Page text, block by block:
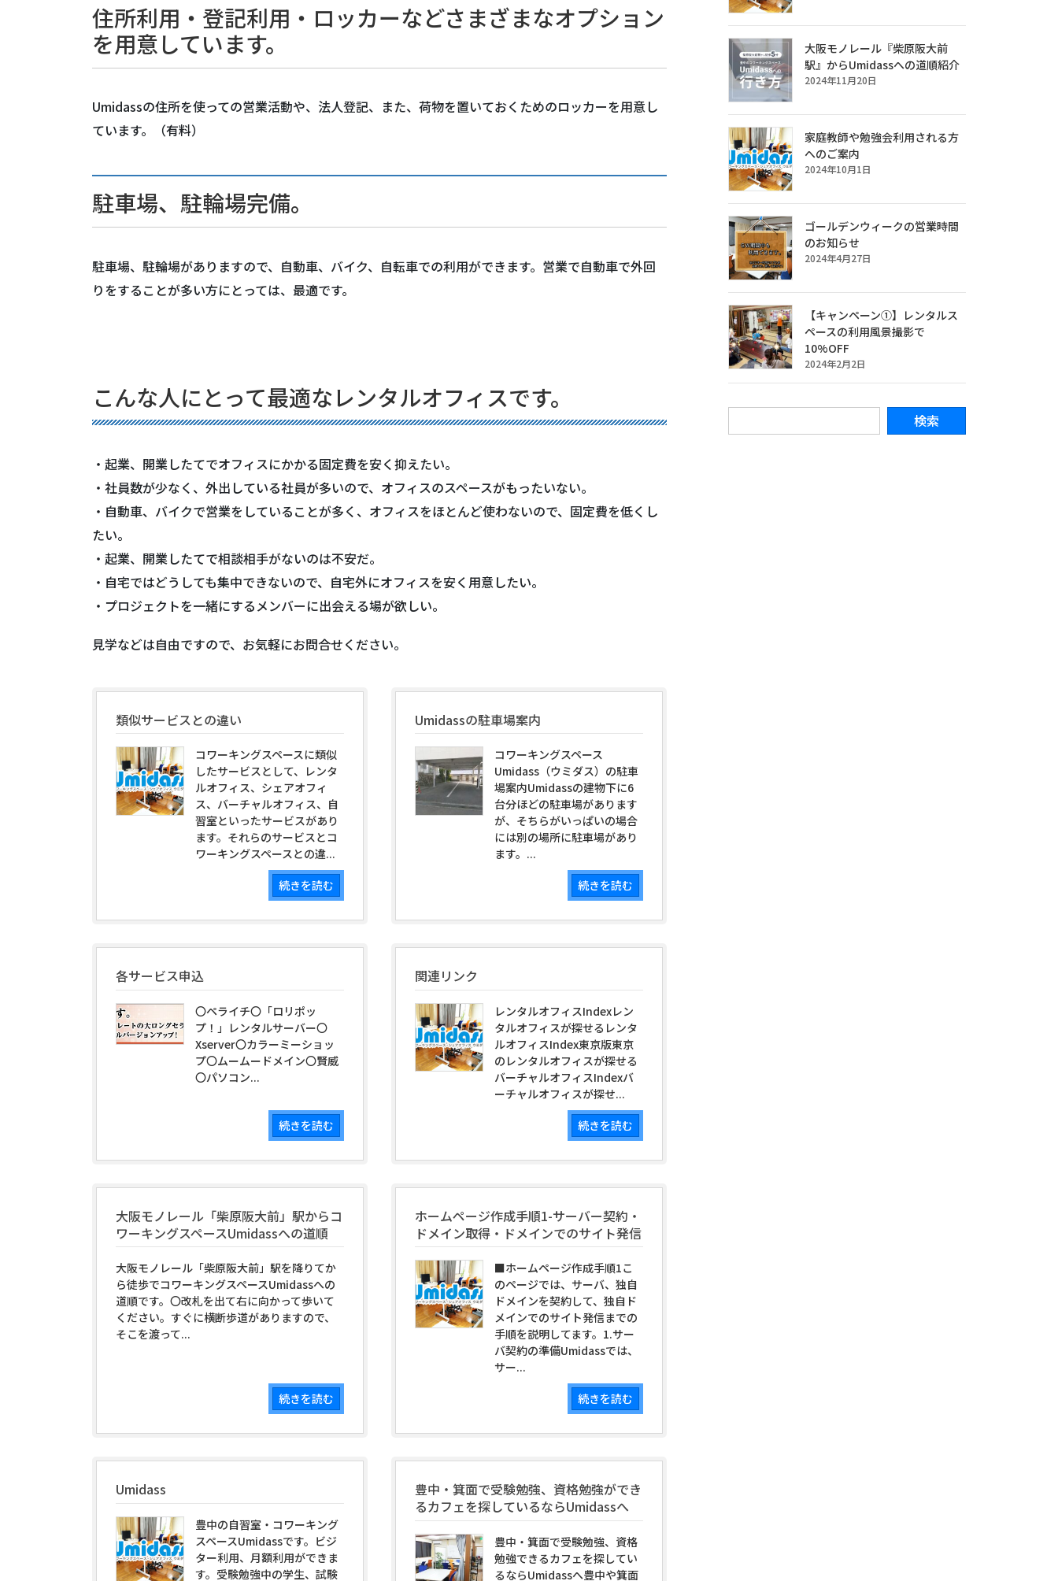
住所利用・登記利用・ロッカーなどさまざまなオプション
を用意しています。
Umidassの住所を使っての営業活動や、法人登記、また、荷物を置いておくためのロッカーを用意し
ています。（有料）
駐車場、駐輪場完備。
駐車場、駐輪場がありますので、自動車、バイク、自転車での利用ができます。営業で自動車で外回
りをすることが多い方にとっては、最適です。
こんな人にとって最適なレンタルオフィスです。
・起業、開業したてでオフィスにかかる固定費を安く抑えたい。
・社員数が少なく、外出している社員が多いので、オフィスのスペースがもったいない。
・自動車、バイクで営業をしていることが多く、オフィスをほとんど使わないので、固定費を低くし
たい。
・起業、開業したてで相談相手がないのは不安だ。
・自宅ではどうしても集中できないので、自宅外にオフィスを安く用意したい。
・プロジェクトを一緒にするメンバーに出会える場が欲しい。
見学などは自由ですので、お気軽にお問合せください。
類似サービスとの違い
コワーキングスペースに類似
したサービスとして、レンタ
ルオフィス、シェアオフィ
ス、バーチャルオフィス、自
習室といったサービスがあり
ます。それらのサービスとコ
ワーキングスペースとの違...
続きを読む
Umidassの駐車場案内
コワーキングスペース
Umidass（ウミダス）の駐車
場案内Umidassの建物下に6
台分ほどの駐車場があります
が、そちらがいっぱいの場合
には別の場所に駐車場があり
ます。...
続きを読む
各サービス申込
〇ペライチ〇「ロリポッ
プ！」レンタルサーバー〇
Xserver〇カラーミーショッ
プ〇ムームードメイン〇賢威
〇パソコン...
続きを読む
関連リンク
レンタルオフィスIndexレン
タルオフィスが探せるレンタ
ルオフィスIndex東京版東京
のレンタルオフィスが探せる
バーチャルオフィスIndexバ
ーチャルオフィスが探せ...
続きを読む
大阪モノレール「柴原阪大前」駅からコ
ワーキングスペースUmidassへの道順
大阪モノレール「柴原阪大前」駅を降りてか
ら徒歩でコワーキングスペースUmidassへの
道順です。〇改札を出て右に向かって歩いて
ください。すぐに横断歩道がありますので、
そこを渡って...
続きを読む
ホームページ作成手順1-サーバー契約・
ドメイン取得・ドメインでのサイト発信
■ホームページ作成手順1こ
のページでは、サーバ、独自
ドメインを契約して、独自ド
メインでのサイト発信までの
手順を説明してます。1.サー
バ契約の準備Umidassでは、
サー...
続きを読む
Umidass
豊中の自習室・コワーキング
スペースUmidassです。ビジ
ター利用、月額利用ができま
す。受験勉強中の学生、試験
豊中・箕面で受験勉強、資格勉強ができ
るカフェを探しているならUmidassへ
豊中・箕面で受験勉強、資格
勉強できるカフェを探してい
るならUmidassへ豊中や箕面
大阪モノレール『柴原阪大前
駅』からUmidassへの道順紹介
2024年11月20日
家庭教師や勉強会利用される方
へのご案内
2024年10月1日
ゴールデンウィークの営業時間
のお知らせ
2024年4月27日
【キャンペーン①】レンタルス
ペースの利用風景撮影で
10%OFF
2024年2月2日